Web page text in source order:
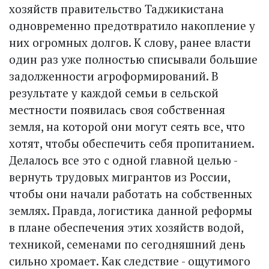
хозяйств правительство Таджикистана
одновременно предотвратило накопление у
них огромных долгов. К слову, ранее власти
один раз уже полностью списывали большие
задолженности агроформирований. В
результате у каждой семьи в сельской
местности появилась своя собственная
земля, на которой они могут сеять все, что
хотят, чтобы обеспечить себя пропитанием.
Делалось все это с одной главной целью -
вернуть трудовых мигрантов из России,
чтобы они начали работать на собственных
землях. Правда, логистика данной реформы
в плане обеспечения этих хозяйств водой,
техникой, семенами по сегодняшний день
сильно хромает. Как следствие - ощутимого